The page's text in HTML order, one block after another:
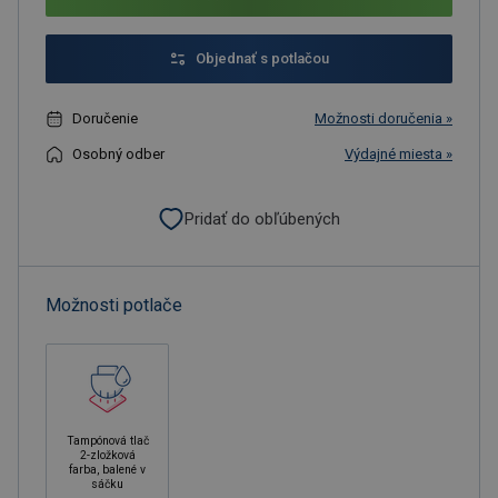
Objednať s potlačou
Doručenie Možnosti doručenia »
Osobný odber Výdajné miesta »
Pridať do obľúbených
Možnosti potlače
Tampónová tlač
2-zložková
farba, balené v
sáčku